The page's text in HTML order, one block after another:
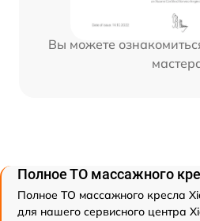
Вы можете
Полное ТО массажного
Полное ТО массажного кресла
для нашего сервисного центра